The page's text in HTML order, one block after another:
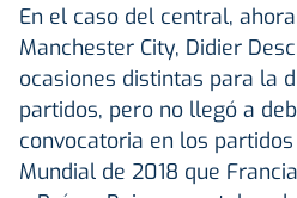
En el caso del central,
Manchester City, Didier
ocasiones distintas para la
partidos, pero no llegó a
convocatoria en los
Mundial de 2018 que